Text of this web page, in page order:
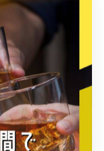
次のページ >